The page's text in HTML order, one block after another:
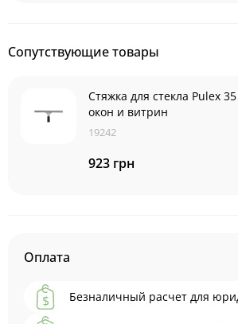
Сопутствующие товары
Стяжка для стекла Pulex
окон и витрин
19242
923 грн
Оплата
Безналичный расчет для